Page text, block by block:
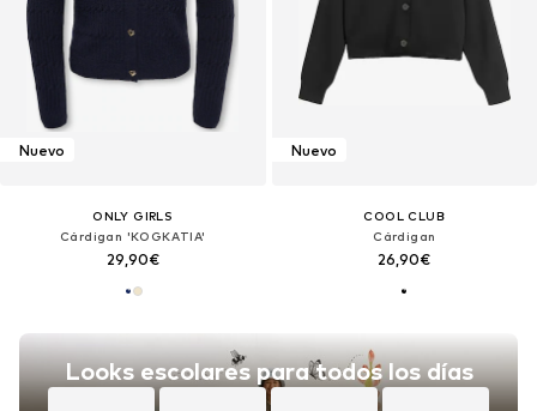
Nuevo
ONLY GIRLS
Cárdigan 'KOGKATIA'
29,90€
Looks escolares para todos los días
Nuevo
COOL CLUB
Cárdigan
26,90€